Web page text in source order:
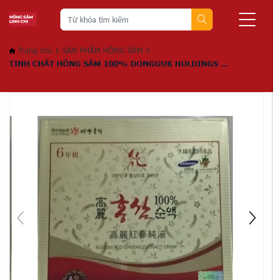
Trang chủ
SẢN PHẨM HỒNG SÂM
TINH CHẤT HỒNG SÂM 100% DONGGUK HOLDINGS ...